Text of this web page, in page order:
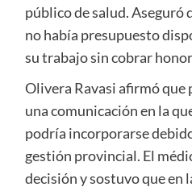
público de salud. Aseguró
no había presupuesto
su trabajo sin cobrar
Olivera Ravasi afirmó
una comunicación en la
podría incorporarse
gestión provincial. El
decisión y sostuvo que en